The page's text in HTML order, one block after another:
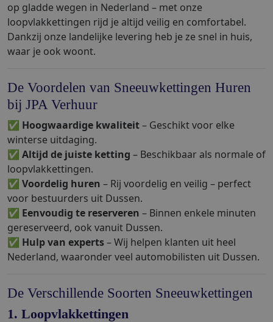
op gladde wegen in Nederland – met onze
loopvlakkettingen rijd je altijd veilig en comfortabel.
Dankzij onze landelijke levering heb je ze snel in huis,
waar je ook woont.
De Voordelen van Sneeuwkettingen Huren
bij JPA Verhuur
✅ Hoogwaardige kwaliteit– Geschikt voor elke
winterse uitdaging.
✅ Altijd de juiste ketting – Beschikbaar als normale of
loopvlakkettingen.
✅ Voordelig huren – Rij voordelig en veilig – perfect
voor bestuurders uit Dussen.
✅ Eenvoudig te reserveren – Binnen enkele minuten
gereserveerd, ook vanuit Dussen.
✅ Hulp van experts– Wij helpen klanten uit heel
Nederland, waaronder veel automobilisten uit Dussen.
De Verschillende Soorten Sneeuwkettingen
1. Loopvlakkettingen